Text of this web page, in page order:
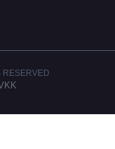
RESERVED